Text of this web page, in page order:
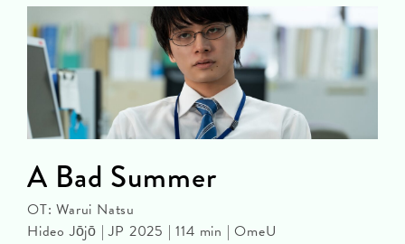
A Bad Summer
OT: Warui Natsu
Hideo Jōjō | JP 2025 | 114 min | OmeU